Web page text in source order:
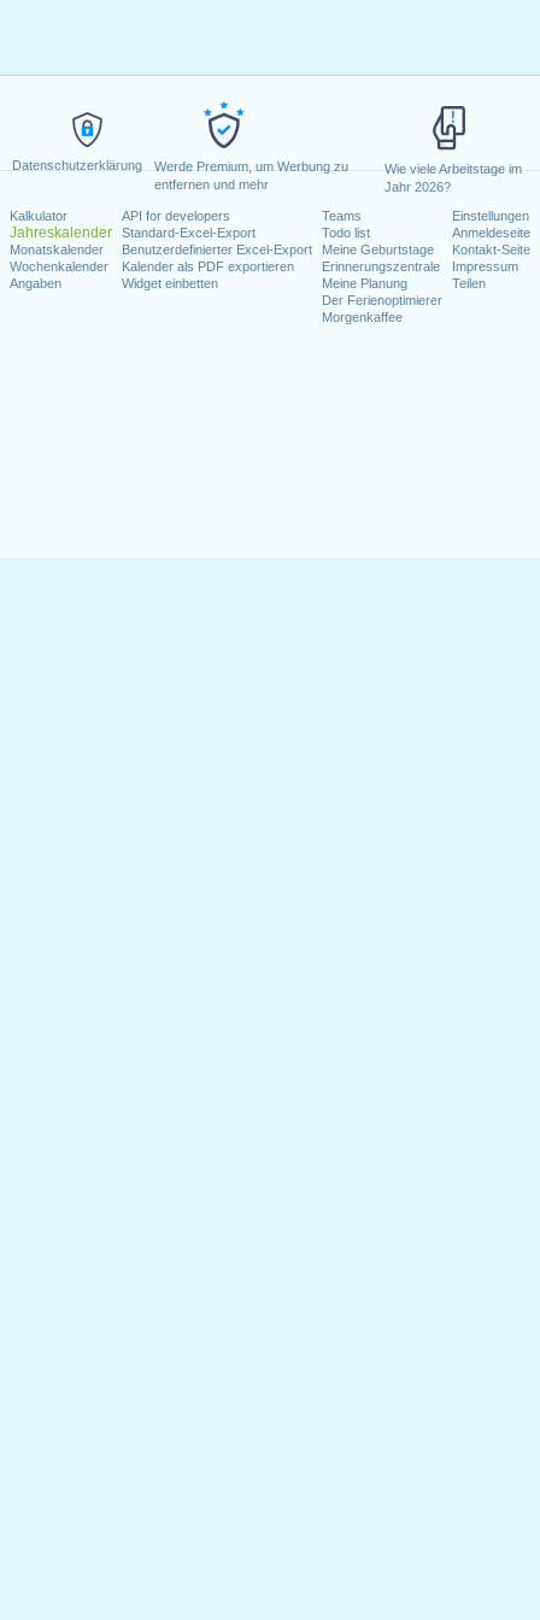
Datenschutzerklärung
Werde Premium, um Werbung zu
entfernen und mehr
Wie viele Arbeitstage im
Jahr 2026?
Kalkulator
Jahreskalender
Monatskalender
Wochenkalender
Angaben
API for developers
Standard-Excel-Export
Benutzerdefinierter Excel-Export
Kalender als PDF exportieren
Widget einbetten
Teams
Todo list
Meine Geburtstage
Erinnerungszentrale
Meine Planung
Der Ferienoptimierer
Morgenkaffee
Einstellungen
Anmeldeseite
Kontakt-Seite
Impressum
Teilen